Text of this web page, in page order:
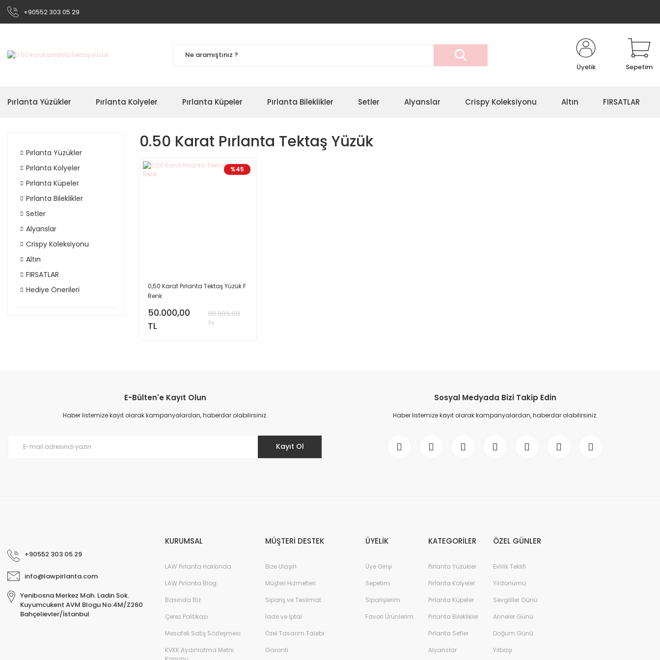
+90552 303 05 29
Üyelik Sepetim
Pırlanta Yüzükler Pırlanta Kolyeler Pırlanta Küpeler Pırlanta Bileklikler Setler Alyanslar Crispy Koleksiyonu Altın FIRSATLAR
Pırlanta Yüzükler
Pırlanta Kolyeler
Pırlanta Küpeler
Pırlanta Bileklikler
Setler
Alyanslar
Crispy Koleksiyonu
Altın
FIRSATLAR
Hediye Önerileri
0.50 Karat Pırlanta Tektaş Yüzük
%45
0,50 Karat Pırlanta Tektaş Yüzük F
Renk
50.000,00
TL
90.909,00
TL
E-Bülten'e Kayıt Olun
Haber listemize kayıt olarak kampanyalardan, haberdar olabilirsiniz.
Kayıt Ol
Sosyal Medyada Bizi Takip Edin
Haber listemize kayıt olarak kampanyalardan, haberdar olabilirsiniz.
+90552 303 05 29
info@lawpirlanta.com
Yenibosna Merkez Mah. Ladin Sok.
Kuyumcukent AVM Blogu No:4M/Z260
Bahçelievler/İstanbul
KURUMSAL
LAW Pırlanta Hakkında
LAW Pırlanta Blog
Basında Biz
Çerez Politikası
Mesafeli Satış Sözleşmesi
KVKK Aydınlatma Metni
MÜŞTERİ DESTEK
Bize Ulaşın
Müşteri Hizmetleri
Sipariş ve Teslimat
İade ve İptal
Özel Tasarım Talebi
Garanti
ÜYELİK
Üye Girişi
Sepetim
Siparişlerim
Favori Ürünlerim
KATEGORİLER
Pırlanta Yüzükler
Pırlanta Kolyeler
Pırlanta Küpeler
Pırlanta Bileklikler
Pırlanta Setler
Alyanslar
ÖZEL GÜNLER
Evlilik Teklifi
Yıldönümü
Sevgililer Günü
Anneler Günü
Doğum Günü
Yılbaşı